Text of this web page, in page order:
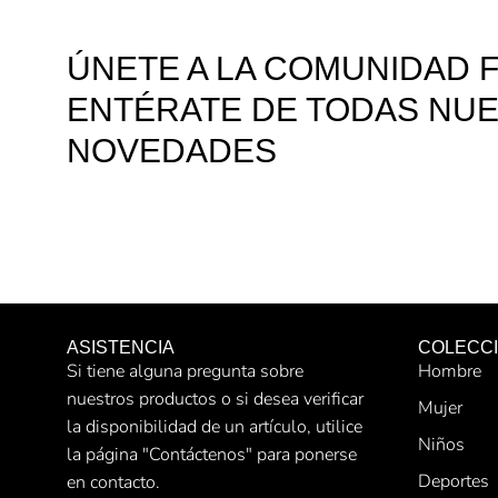
ÚNETE A LA COMUNIDAD
ENTÉRATE DE TODAS
NOVEDADES
ASISTENCIA
Si tiene alguna pregunta sobre
nuestros productos o si desea verificar
la disponibilidad de un artículo, utilice
la página "Contáctenos" para ponerse
en contacto.
Hombre
Mujer
Niños
Deportes